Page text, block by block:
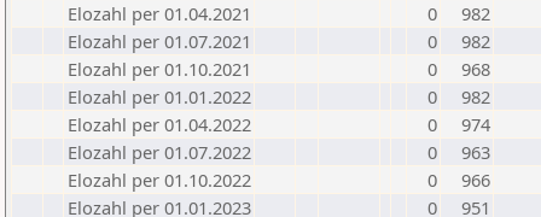
Elozahl per 01.04.2021
0
982
Elozahl per 01.07.2021
0
982
Elozahl per 01.10.2021
0
968
Elozahl per 01.01.2022
0
982
Elozahl per 01.04.2022
0
974
Elozahl per 01.07.2022
0
963
Elozahl per 01.10.2022
0
966
Elozahl per 01.01.2023
0
951